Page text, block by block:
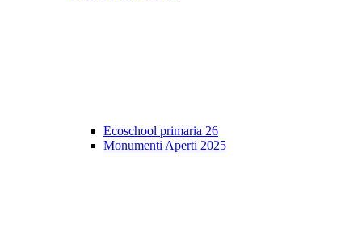
Ecoschool primaria 26
Monumenti Aperti 2025